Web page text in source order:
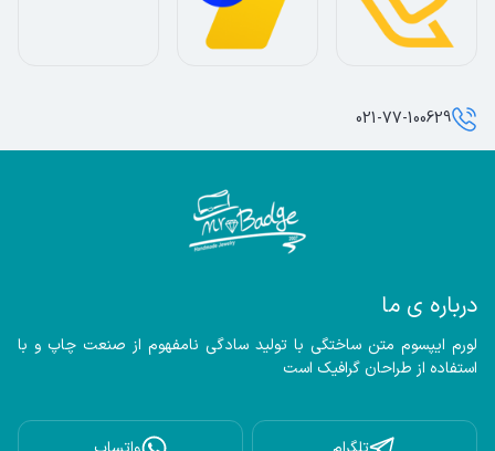
درباره ی ما
استفاده از طراحان گرافیک است
021-77-100629